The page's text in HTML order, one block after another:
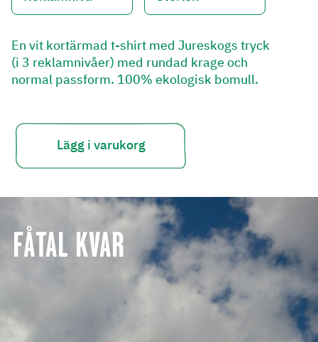
FÅTAL KVAR
En vit kortärmad t-shirt med Jureskogs tryck
(i 3 reklamnivåer) med rundad krage och
normal passform. 100% ekologisk bomull.